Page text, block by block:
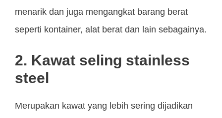
menarik dan juga mengangkat barang berat
seperti kontainer, alat berat dan lain sebagainya.
2. Kawat seling stainless
steel
Merupakan kawat yang lebih sering dijadikan